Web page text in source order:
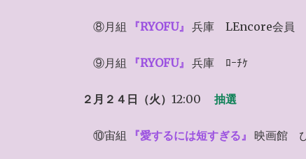
⑧月組 『RYOFU』 兵庫 LEncore会員
⑨月組 『RYOFU』 兵庫 ﾛｰﾁｹ
２月２４日（火） 12:00 抽選
⑩宙組 『愛するには短すぎる』 映画館